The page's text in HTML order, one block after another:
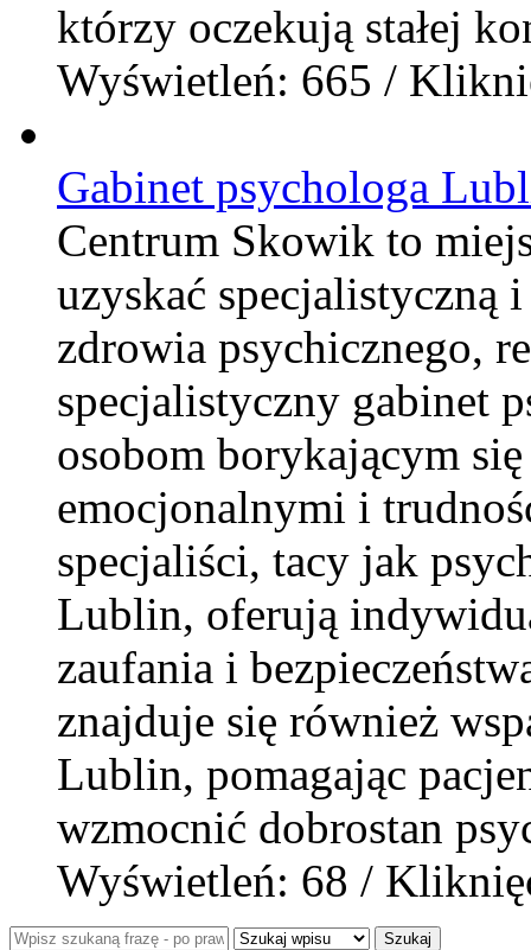
którzy oczekują stałej
Wyświetleń: 665 /
Gabinet psychologa
Centrum Skowik to
uzyskać specjalistyczną
zdrowia psychicznego,
specjalistyczny gabinet
osobom borykającym
emocjonalnymi i
specjaliści, tacy jak
Lublin, oferują
zaufania i
znajduje się również
Lublin, pomagając
wzmocnić dobrostan
Wyświetleń: 68 /
Szukaj